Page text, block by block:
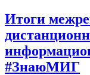
Итоги
#ЗнаюМИГ